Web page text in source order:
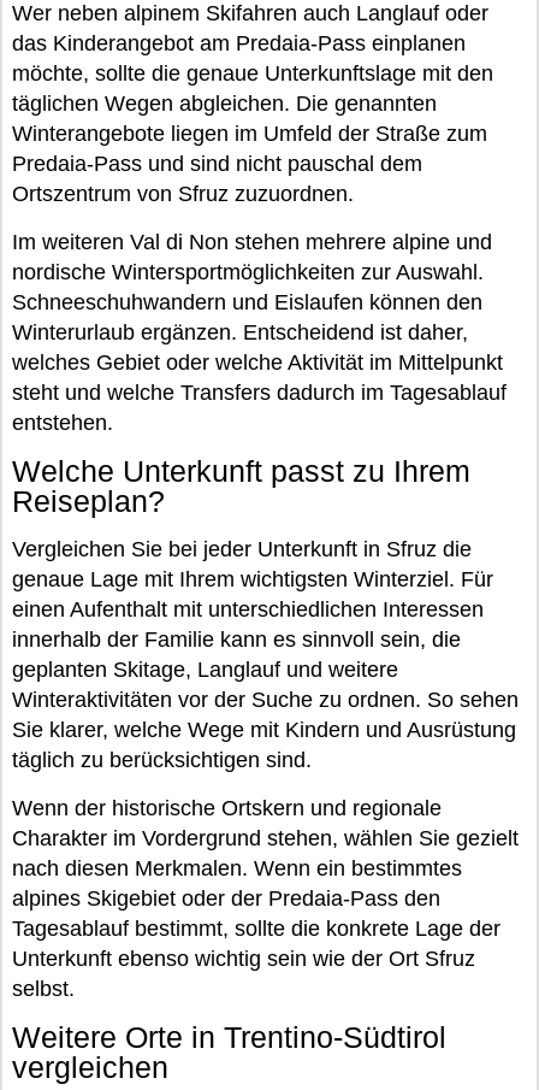
Wer neben alpinem Skifahren auch Langlauf oder
das Kinderangebot am Predaia-Pass einplanen
möchte, sollte die genaue Unterkunftslage mit den
täglichen Wegen abgleichen. Die genannten
Winterangebote liegen im Umfeld der Straße zum
Predaia-Pass und sind nicht pauschal dem
Ortszentrum von Sfruz zuzuordnen.
Im weiteren Val di Non stehen mehrere alpine und
nordische Wintersportmöglichkeiten zur Auswahl.
Schneeschuhwandern und Eislaufen können den
Winterurlaub ergänzen. Entscheidend ist daher,
welches Gebiet oder welche Aktivität im Mittelpunkt
steht und welche Transfers dadurch im Tagesablauf
entstehen.
Welche Unterkunft passt zu Ihrem
Reiseplan?
Vergleichen Sie bei jeder Unterkunft in Sfruz die
genaue Lage mit Ihrem wichtigsten Winterziel. Für
einen Aufenthalt mit unterschiedlichen Interessen
innerhalb der Familie kann es sinnvoll sein, die
geplanten Skitage, Langlauf und weitere
Winteraktivitäten vor der Suche zu ordnen. So sehen
Sie klarer, welche Wege mit Kindern und Ausrüstung
täglich zu berücksichtigen sind.
Wenn der historische Ortskern und regionale
Charakter im Vordergrund stehen, wählen Sie gezielt
nach diesen Merkmalen. Wenn ein bestimmtes
alpines Skigebiet oder der Predaia-Pass den
Tagesablauf bestimmt, sollte die konkrete Lage der
Unterkunft ebenso wichtig sein wie der Ort Sfruz
selbst.
Weitere Orte in Trentino-Südtirol
vergleichen